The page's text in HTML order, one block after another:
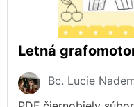
Letná
Bc. Lucie